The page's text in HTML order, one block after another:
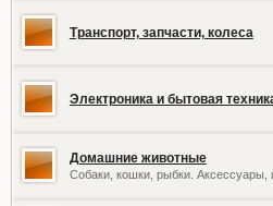
Транспорт, запчасти, колеса
Электроника и бытовая
Домашние животные
Собаки, кошки, рыбки. Аксессуары,